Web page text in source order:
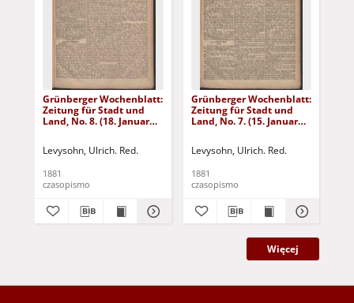
Grünberger Wochenblatt:
Zeitung für Stadt und
Land, No. 8. (18. Januar
Levysohn, Ulrich. Red.
1881
czasopismo
Grünberger Wochenblatt:
Zeitung für Stadt und
Land, No. 7. (15. Januar
Levysohn, Ulrich. Red.
1881
czasopismo
Więcej